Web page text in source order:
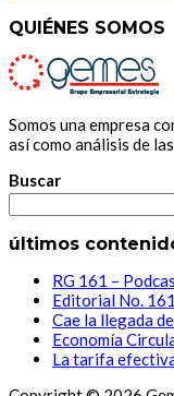
QUIÉNES SOMOS
Somos una empresa
así como análisis de
Buscar
últimos
RG 161 –
Editorial No. 161
Cae la llegada
Economía
La tarifa